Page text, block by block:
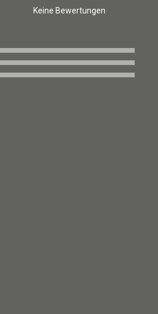
Keine Bewertungen